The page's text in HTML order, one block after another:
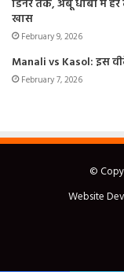
डिनर तक, अबू धाबी में
खास
February 9, 2026
Manali vs Kasol: इस
February 7, 2026
©
Website